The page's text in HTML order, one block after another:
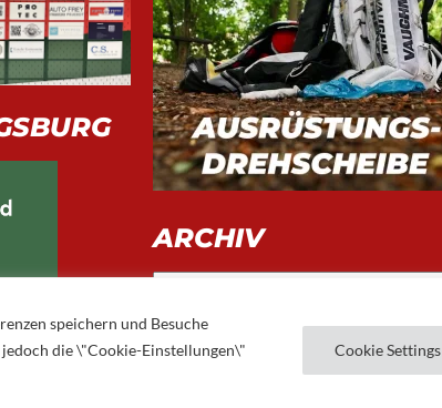
speichern und Besuche
jedoch die \"Cookie-Einstellungen\"
Cookie Settings
ARCHIV
Archiv